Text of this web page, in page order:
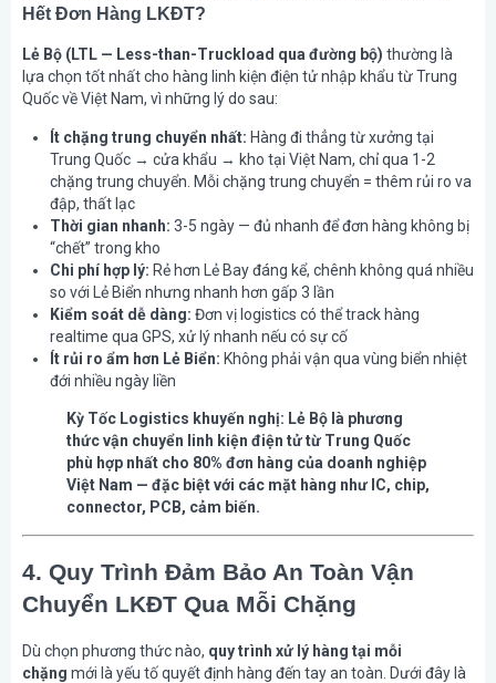
Hết Đơn Hàng LKĐT?
Lẻ Bộ (LTL — Less-than-Truckload qua đường bộ) thường là
lựa chọn tốt nhất cho hàng linh kiện điện tử nhập khẩu từ Trung
Quốc về Việt Nam, vì những lý do sau:
Ít chặng trung chuyển nhất: Hàng đi thẳng từ xưởng tại
Trung Quốc → cửa khẩu → kho tại Việt Nam, chỉ qua 1-2
chặng trung chuyển. Mỗi chặng trung chuyển = thêm rủi ro va
đập, thất lạc
Thời gian nhanh: 3-5 ngày — đủ nhanh để đơn hàng không bị
“chết” trong kho
Chi phí hợp lý: Rẻ hơn Lẻ Bay đáng kể, chênh không quá nhiều
so với Lẻ Biển nhưng nhanh hơn gấp 3 lần
Kiểm soát dễ dàng: Đơn vị logistics có thể track hàng
realtime qua GPS, xử lý nhanh nếu có sự cố
Ít rủi ro ẩm hơn Lẻ Biển: Không phải vận qua vùng biển nhiệt
đới nhiều ngày liền
Kỳ Tốc Logistics khuyến nghị: Lẻ Bộ là phương
thức vận chuyển linh kiện điện tử từ Trung Quốc
phù hợp nhất cho 80% đơn hàng của doanh nghiệp
Việt Nam — đặc biệt với các mặt hàng như IC, chip,
connector, PCB, cảm biến.
4. Quy Trình Đảm Bảo An Toàn Vận
Chuyển LKĐT Qua Mỗi Chặng
Dù chọn phương thức nào, quy trình xử lý hàng tại mỗi
chặng mới là yếu tố quyết định hàng đến tay an toàn. Dưới đây là